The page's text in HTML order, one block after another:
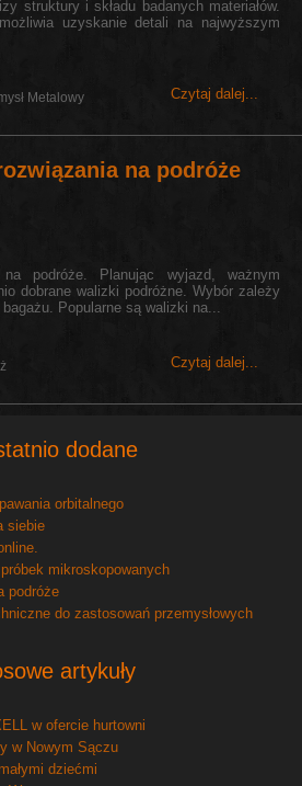
struktury i składu badanych materiałów.
uzyskanie detali na najwyższym
Czytaj dalej...
Metalowy
na podróże
na podróże. Planując wyjazd, ważnym
dobrane walizki podróżne. Wybór zależy
Popularne są walizki na...
Czytaj dalej...
dodane
orbitalnego
siebie
mikroskopowanych
podróże
do zastosowań przemysłowych
artykuły
w ofercie hurtowni
w Nowym Sączu
dziećmi